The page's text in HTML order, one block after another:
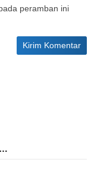
peramban ini